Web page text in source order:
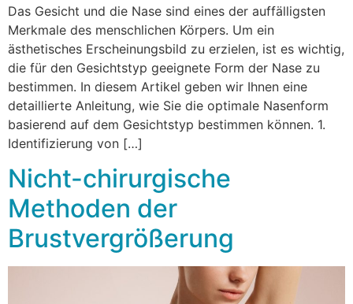
Das Gesicht und die Nase sind eines der auffälligsten
Merkmale des menschlichen Körpers. Um ein
ästhetisches Erscheinungsbild zu erzielen, ist es wichtig,
die für den Gesichtstyp geeignete Form der Nase zu
bestimmen. In diesem Artikel geben wir Ihnen eine
detaillierte Anleitung, wie Sie die optimale Nasenform
basierend auf dem Gesichtstyp bestimmen können. 1.
Identifizierung von […]
Nicht-chirurgische
Methoden der
Brustvergrößerung